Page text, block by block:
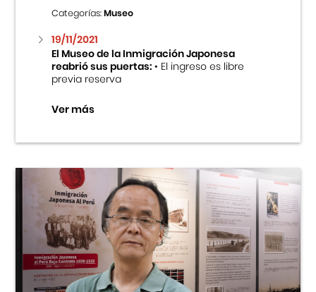
Categorías:Museo
19/11/2021
El Museo de la Inmigración Japonesa
reabrió sus puertas:• El ingreso es libre
previa reserva
Ver más